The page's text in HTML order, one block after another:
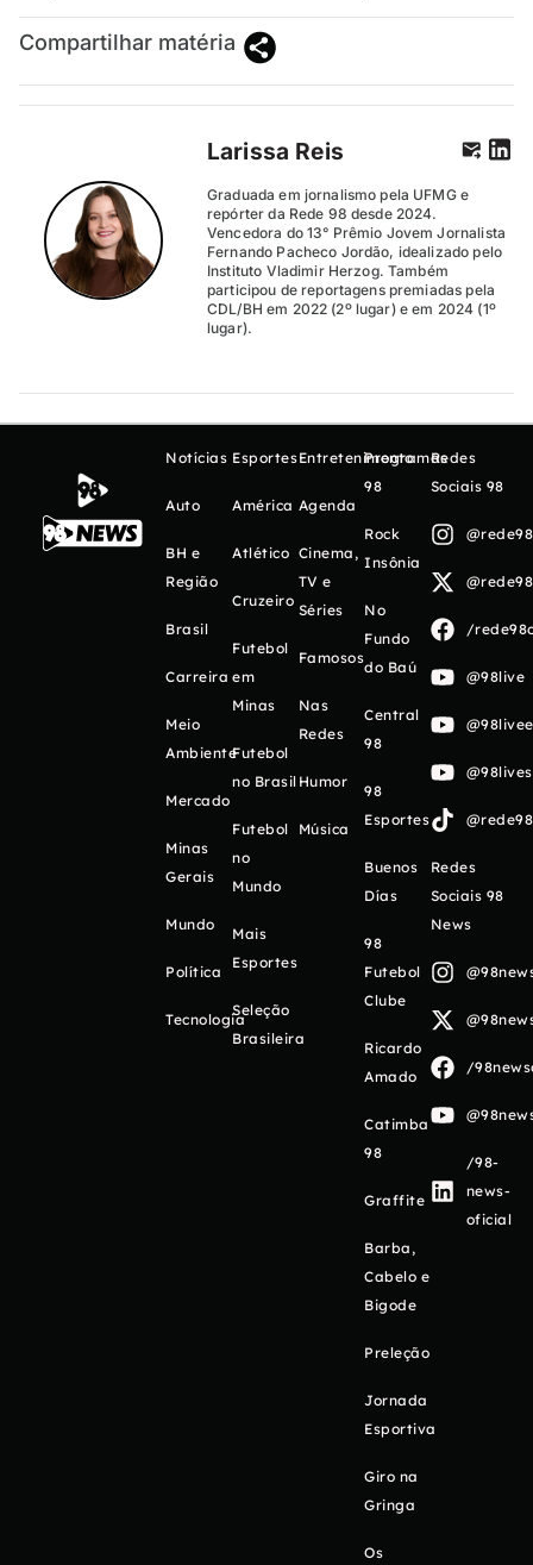
Compartilhar matéria
Larissa Reis
Graduada em jornalismo pela UFMG e
repórter da Rede 98 desde 2024.
Vencedora do 13° Prêmio Jovem Jornalista
Fernando Pacheco Jordão, idealizado pelo
Instituto Vladimir Herzog. Também
participou de reportagens premiadas pela
CDL/BH em 2022 (2º lugar) e em 2024 (1º
lugar).
Notícias
Auto
BH e
Região
Brasil
Carreira
Meio
Ambiente
Mercado
Minas
Gerais
Mundo
Política
Tecnologia
Esportes
América
Atlético
Cruzeiro
Futebol
em
Minas
Futebol
no Brasil
Futebol
no
Mundo
Mais
Esportes
Seleção
Brasileira
Entretenimento
Agenda
Cinema,
TV e
Séries
Famosos
Nas
Redes
Humor
Música
Programas
98
Rock
Insônia
No
Fundo
do Baú
Central
98
98
Esportes
Buenos
Días
98
Futebol
Clube
Ricardo
Amado
Catimba
98
Graffite
Barba,
Cabelo e
Bigode
Preleção
Jornada
Esportiva
Giro na
Gringa
Os
Redes
Sociais 98
/
@98live
Redes
Sociais 98
News
/
/98-
news-
oficial